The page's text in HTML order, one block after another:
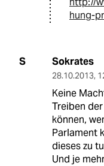
hung-
S Sokrates
28.10.2013,
Keine
Treiben
können,
Parlament
dieses zu
Und je